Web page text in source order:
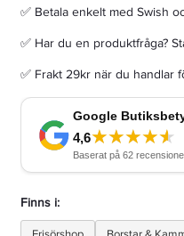
Soufflé 200 Ml - Hårmousse
kr
✅ Betala enkelt med Swish
✅ Har du en produktfråga?
✅ Frakt 29kr när du handlar
Finns i: